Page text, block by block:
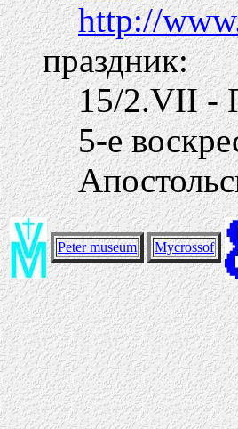
http://
праздник:
15/2.VII -
5-е
Peter museum Mycrossof